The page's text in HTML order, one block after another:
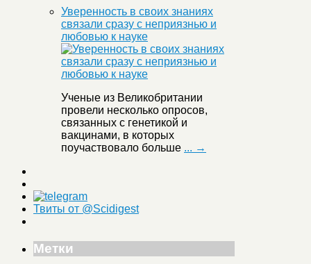
Уверенность в своих знаниях
связали сразу с неприязнью и
любовью к науке
Ученые из Великобритании
провели несколько опросов,
связанных с генетикой и
вакцинами, в которых
поучаствовало больше ... →
Твиты от @Scidigest
Метки